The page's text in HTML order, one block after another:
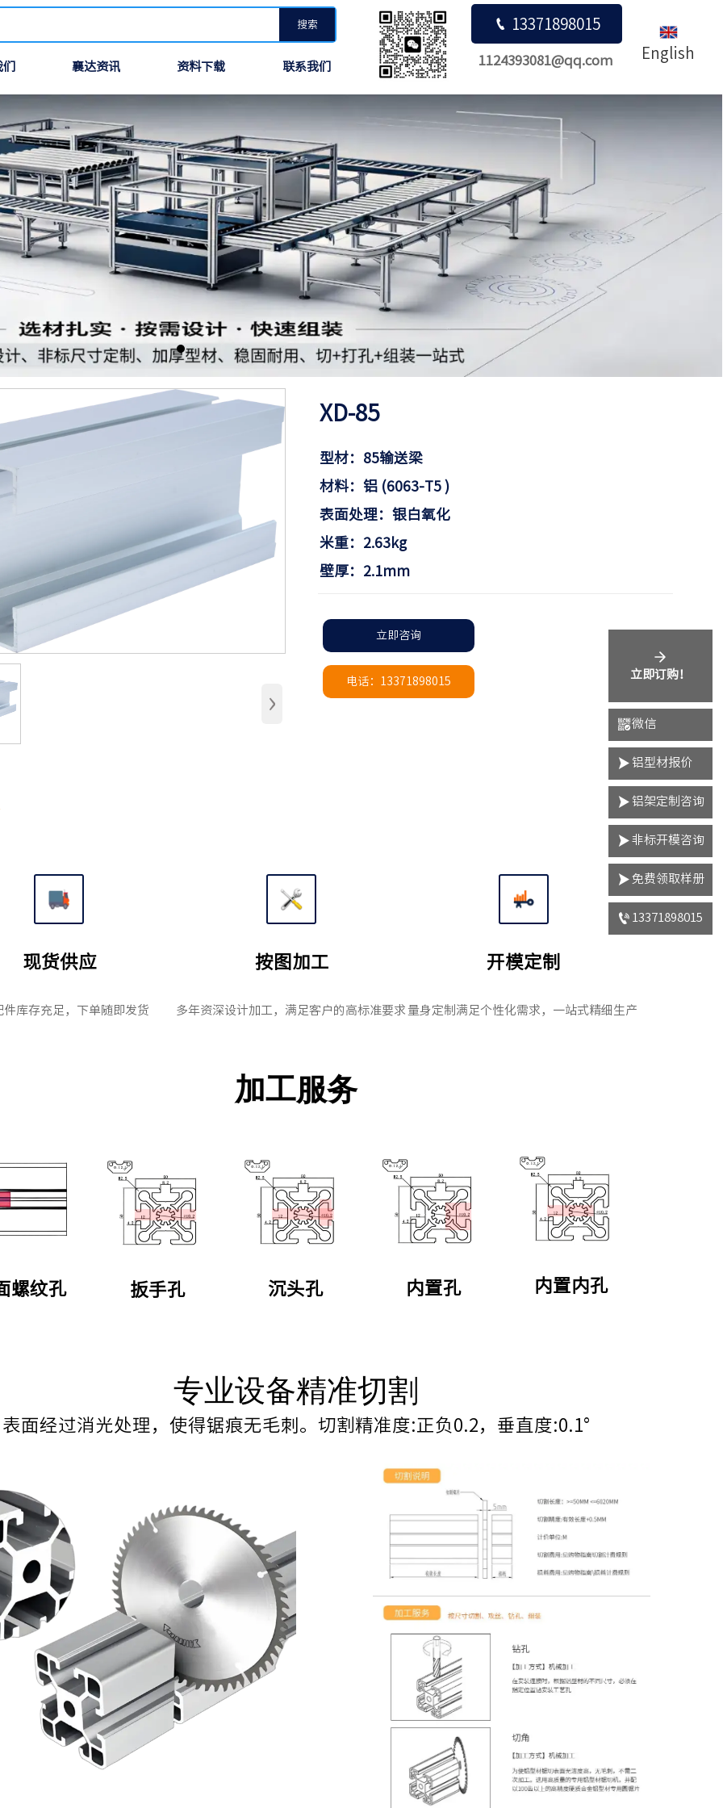
搜索
们 襄达资讯 资料下载 联系我们
 13371898015
1124393081@qq.com English
›
XD-85
型材：85输送梁
材料：铝 (6063-T5 )
表面处理：银白氧化
米重：2.63kg
壁厚：2.1mm
立即咨询
电话：13371898015
现货供应
件库存充足，下单随即发货
按图加工
多年资深设计加工，满足客户的高标准要求
开模定制
量身定制满足个性化需求，一站式精细生产
加工服务
螺纹孔 扳手孔 沉头孔 内置孔 内置内孔
专业设备精准切割
表面经过消光处理，使得锯痕无毛刺。切割精准度:正负0.2，垂直度:0.1°
立即订购！
微信
 铝型材报价
 铝架定制咨询
 非标开模咨询
 免费领取样册
 13371898015